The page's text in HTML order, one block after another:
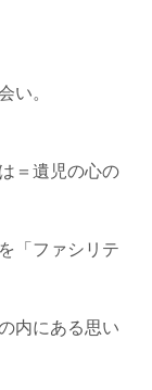
い。
＝遺児の心の
「ファシリテ
内にある思い